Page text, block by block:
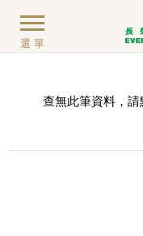
選單
查無此筆資料，